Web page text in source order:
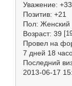
Уважение: +33
Позитив: +21
Пол: Женский
Возраст: 39
Провел на
7 дней 18
Последний
2013-06-17